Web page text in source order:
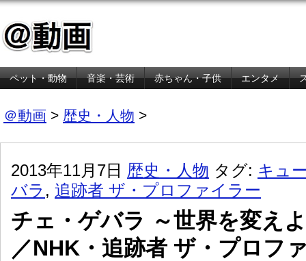
ペット・動物 音楽・芸術 赤ちゃん・子供 エンタメ
＠動画 > 歴史・人物 >
2013年11月7日 歴史・人物 タグ: キュ
バラ , 追跡者 ザ・プロファイラー
チェ・ゲバラ ～世界を変え
／NHK・追跡者 ザ・プロフ